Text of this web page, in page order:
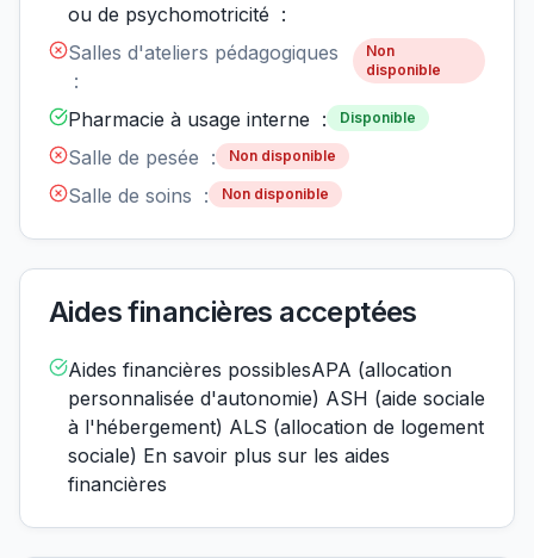
ou de psychomotricité :
Salles d'ateliers pédagogiques
:
Non
disponible
Pharmacie à usage interne : Disponible
Salle de pesée : Non disponible
Salle de soins : Non disponible
Aides financières acceptées
Aides financières possiblesAPA (allocation
personnalisée d'autonomie) ASH (aide sociale
à l'hébergement) ALS (allocation de logement
sociale) En savoir plus sur les aides
financières